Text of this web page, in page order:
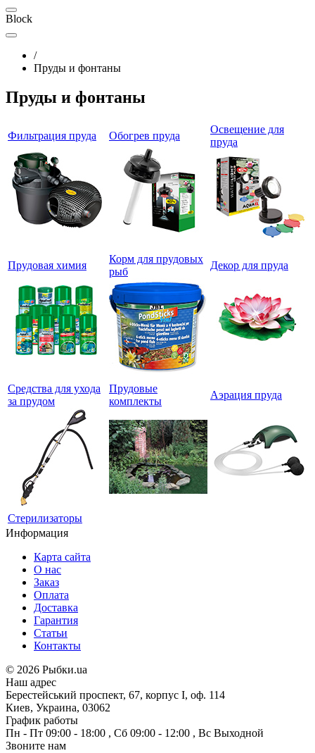
Block
/
Пруды и фонтаны
Пруды и фонтаны
Фильтрация пруда Обогрев пруда
Освещение для
пруда
Прудовая химия
Корм для прудовых
рыб
Декор для пруда
Средства для ухода
за прудом
Прудовые
комплекты
Аэрация пруда
Стерилизаторы
Информация
Карта сайта
О нас
Заказ
Оплата
Доставка
Гарантия
Статьи
Контакты
© 2026 Рыбки.ua
Наш адрес
Берестейський проспект, 67, корпус I, оф. 114
Киев, Украина, 03062
График работы
Пн - Пт 09:00 - 18:00 , Сб 09:00 - 12:00 , Вс Выходной
Звоните нам